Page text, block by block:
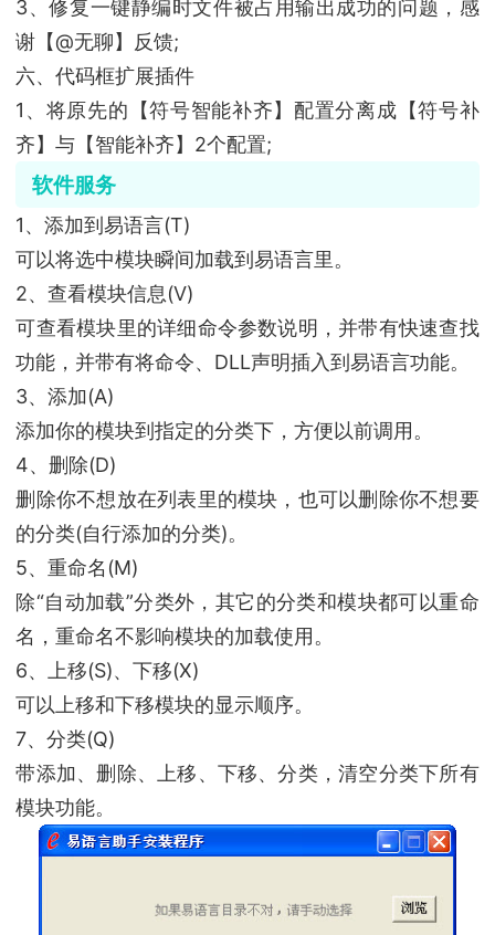
3、修复一键静编时文件被占用输出成功的问题，感
谢【@无聊】反馈;
六、代码框扩展插件
1、将原先的【符号智能补齐】配置分离成【符号补
齐】与【智能补齐】2个配置;
软件服务
1、添加到易语言(T)
可以将选中模块瞬间加载到易语言里。
2、查看模块信息(V)
可查看模块里的详细命令参数说明，并带有快速查找
功能，并带有将命令、DLL声明插入到易语言功能。
3、添加(A)
添加你的模块到指定的分类下，方便以前调用。
4、删除(D)
删除你不想放在列表里的模块，也可以删除你不想要
的分类(自行添加的分类)。
5、重命名(M)
除“自动加载”分类外，其它的分类和模块都可以重命
名，重命名不影响模块的加载使用。
6、上移(S)、下移(X)
可以上移和下移模块的显示顺序。
7、分类(Q)
带添加、删除、上移、下移、分类，清空分类下所有
模块功能。